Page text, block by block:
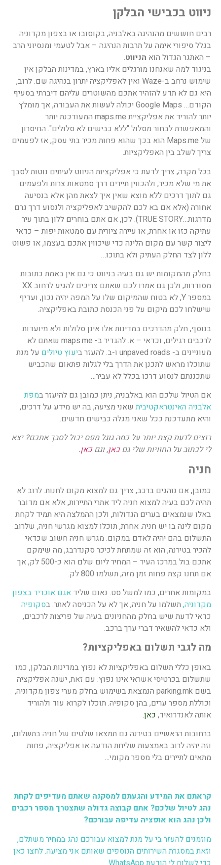
ניווט בכבישי הבלקן
רבים חוששים מהנהיגה באלבניה, בקוסובו או בצפון מקדוניה
בגלל סיפורי אימה על תרבות הנהיגה – אבל לטעמי ומנסיוני הרב
– האתגר הגדול הוא הניווט.
בניגוד למה שאנחנו מורגלים אליו בארץ, במדינות הבלקן אין
שימוש נרחב ב-Waze ואין לאפליקציה יתרון בנהיגה שם. לרוב,
היא גם לא תדע להזהיר אתכם מהשוטרים עליהם דיברתי בסעיף
הקודם… Google Maps יכולה לעשות את העבודה, אך מומלץ
יותר להוריד את אפליקציית maps.me המעודכנת יותר
והמאפשרת לבחור מסלול "ללא כבישים לא סלולים". החיסרון
של Maps.me הוא בכך שהוא פחות מכיר בתי עסק, אז לפעמים
צריך לשלב בין האפליקציות.
בכל מקרה, צריך לדעת כי אפליקציות הניווט לעיתים נוטות לסבך
את מי שלא מכיר, ולהכווין תיירים דרך סמטאות צרות ולפעמים
גם לתוך דרכים ללא מוצא שאין איך לצאת מהן אלא בנסיעה
אחורה (אלא אם בא לכם להקשיב לאפליקציה ולנסוע דרך גרם
מדרגות…TRUE STORY)
. לכן, אם אתם בוחרים ללון בתוך עיר
עתיקה כזו או אחרת, או עיירה ציורית עם סמטאות יפות – כדאי
ליצור קשר עם מקום הלינה כדי שיכווין אתכם בעצמו, או פשוט
ללון לצד החלק העתיק ולא בתוכו…
בחלק מהמקומות יש גם בעיה בניווט כי גם אין באמת כתובות
מסודרות, ולכן גם אמרו לכם שאתם צריכים להגיע לרחוב XX
במספר Y, לא בטוח שהמיקום שלו על המפה יהיה נכון, ועדיף
שישלחו לכם מיקום על פני הכנסת כתובת באפליקציה.
בנוסף, חלק מהדרכים במדינות אלו אינן סלולות ולא מיועדות
לרכבים רגילים, וכדאי – א. להגדיר ב- maps.me שאתם לא
מעוניינים ב- unpaved roads ו-ב. להעזר ב
יעוץ טיולים על מנת
שתוכלו מראש לתכנן את הדרך בלי לגלות פתאום שהכביש
שתכננתם לנסוע דרכו בכלל לא עביר…
אם הטיול שלכם הוא באלבניה, ניתן כמובן גם להיעזר במפת
אלבניה האינטראקטיבית שאני מציעה, בה יש מידע על דרכים,
והיא מתעדכנת ככל שאני מגלה כבישים חדשים.
רוצים לדעת קצת יותר על כמה גוגל מפס יכול לסבך אתכם? יצא
לי לכתוב על החוויות שלי גםכאן, וגםכאן.
חניה
כמובן, אם נוהגים ברכב, צריך גם למצוא מקום לחנות. לרוב לא
תהיה לכם בעיה למצוא חניה ליד אתרי התיירות, אלא אם מדובר
באלו שנמצאים בערים הגדולות, ולכן ההמלצה היא תמיד לקחת
מקום לינה בו יש חניה. אחרת, תוכלו למצוא מגרשי חניה, שלרוב
התשלום בהם יהיה לאדם במקום. מגרש חניה חשוב שכדאי
להכיר בטירנה, הוא זה שמתחת לכיכר סקנדרבג, מה שימקם
אתכם בול במרכז העיר – המחיר ליום שלם הוא כ-500 לק, אך
אם תחנו קצת פחות זמן מזה, תשלמו 800 לק.
במקומות אחרים, כמו למשל סט. נאום שליד אגם אוכריד בצפון
מקדוניה, תשלמו על חניה, אך לא על הכניסה לאתר. בסקופיה
כדאי לדעת שיש בחלק מהחניונים בעיה של פריצות לרכבים,
ולא כדאי להשאיר דברי ערך ברכב.
מה לגבי תשלום באפליקציות?
באופן כללי תשלום באפליקציות לא נפוץ במדינות הבלקן, כמו
שתשלום בכרטיסי אשראי אינו נפוץ. עם זאת, ישנה אפליקציה
בשם parking.mk הנמצאת בשימוש בחלק מערי צפון מקדוניה,
וכוללת מספר ערים, בהן סקופיה. תוכלו לקרוא עוד ולהוריד
אותה לאנדרואיד, כאן.
ברחובות הראשיים בטירנה גם תמצאו שלטים של חניה בתשלום,
וזה יהיה לרוב באמצעות שליחת הודעה או אפליקציה, פחות
מתאים לתיירים בלי מספר מקומי…
קראתם את המידע והגעתם למסקנה שאתם מעדיפים לקחת
נהג לטיול שלכם? אתם קבוצה גדולה שתצטרך מספר רכבים
ולכן נהג הוא אופציה עדיפה עבורכם?
מוזמנים להעזר בי על מנת למצוא עבורכם נהג במחיר משתלם,
וזאת במסגרתהשירותים הנוספים שאותם אני מציעה. לחצו כאן